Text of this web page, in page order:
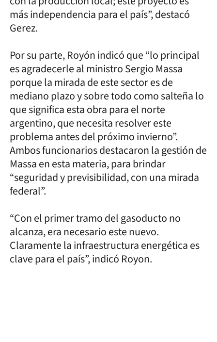
más independencia para el país”, destacó
Gerez.
Por su parte, Royón indicó que “lo principal
es agradecerle al ministro Sergio Massa
porque la mirada de este sector es de
mediano plazo y sobre todo como salteña lo
que significa esta obra para el norte
argentino, que necesita resolver este
problema antes del próximo invierno”.
Ambos funcionarios destacaron la gestión de
Massa en esta materia, para brindar
“seguridad y previsibilidad, con una mirada
federal”.
“Con el primer tramo del gasoducto no
alcanza, era necesario este nuevo.
Claramente la infraestructura energética es
clave para el país”, indicó Royon.